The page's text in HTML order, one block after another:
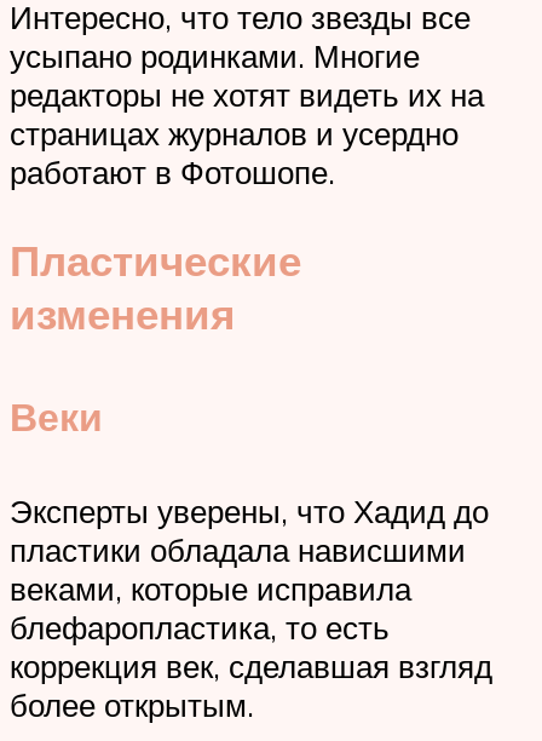
Интересно, что тело звезды все
усыпано родинками. Многие
редакторы не хотят видеть их на
страницах журналов и усердно
работают в Фотошопе.
Пластические
изменения
Веки
Эксперты уверены, что Хадид до
пластики обладала нависшими
веками, которые исправила
блефаропластика, то есть
коррекция век, сделавшая взгляд
более открытым.